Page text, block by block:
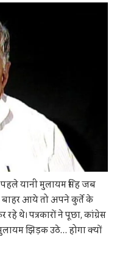
यानी मुलायम सिंह जब
आये तो अपने कुर्ते के
थे। पत्रकारों ने पूछा, कांग्रेस
झिड़क उठे… होगा क्यों